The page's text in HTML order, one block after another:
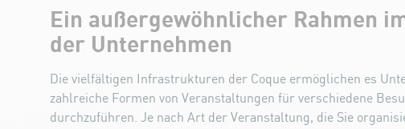
Ein außergewöhnlicher Rahmen
der Unternehmen
Die vielfältigen Infrastrukturen der Coque ermöglichen es
zahlreiche Formen von Veranstaltungen für verschiedene
durchzuführen. Je nach Art der Veranstaltung, die Sie